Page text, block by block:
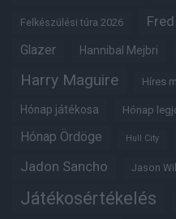
Felkészülési túra 2026 Fred
Glazer Hannibal Mejbri
Harry Maguire Híres
Hónap játékosa Hónap
Hónap Ördöge Hull City
Jadon Sancho Jason
Játékosértékelés